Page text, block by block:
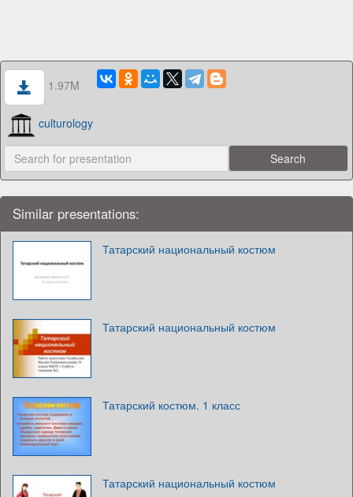
1.97M
culturology
Similar presentations:
Татарский национальный костюм
Татарский национальный костюм
Татарский костюм. 1 класс
Татарский национальный костюм